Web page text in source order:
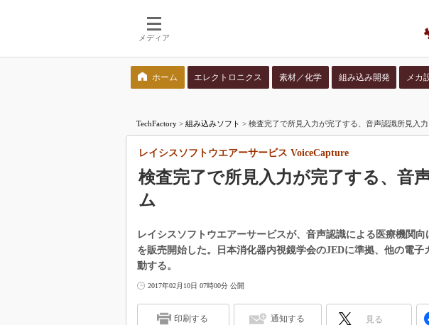
メディア
ホーム エレクトロニクス 素材／化学 組み込み開発 メカ
TechFactory > 組み込みソフト > 検査完了で所見入力が完了する、音声認識所見入
検査完了で所見入力が完了する、音
ム
レイシスソフトウエアーサービス VoiceCapture
レイシスソフトウエアーサービスが、音声認識による医療機関向
を販売開始した。日本消化器内視鏡学会のJEDに準拠、他の電
動する。
2017年02月10日 07時00分 公開
印刷する 通知する 見る